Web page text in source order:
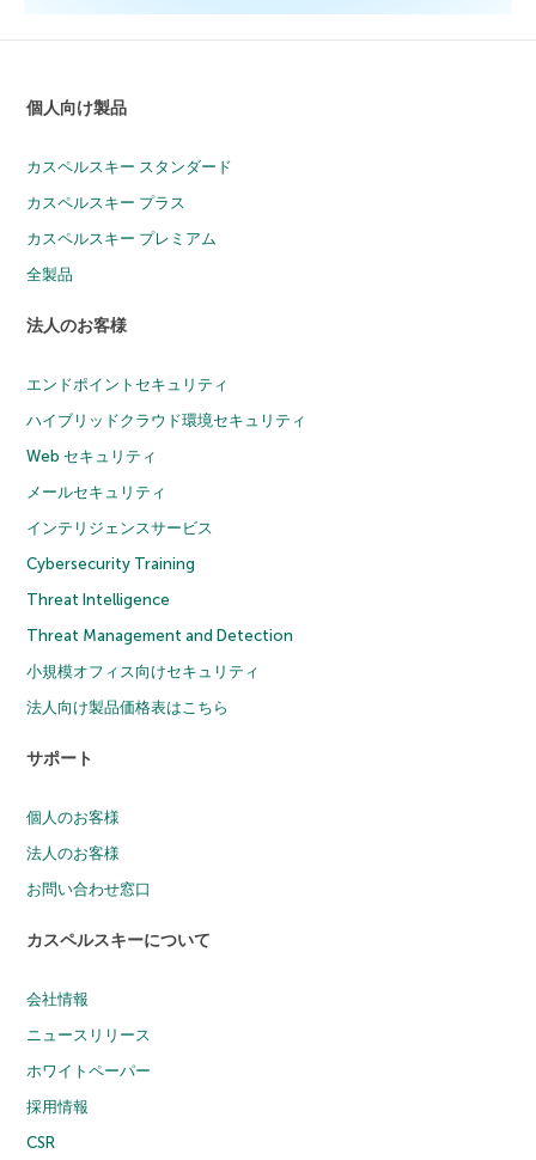
個人向け製品
カスペルスキー スタンダード
カスペルスキー プラス
カスペルスキー プレミアム
全製品
法人のお客様
エンドポイントセキュリティ
ハイブリッドクラウド環境セキュリティ
Web セキュリティ
メールセキュリティ
インテリジェンスサービス
Cybersecurity Training
Threat Intelligence
Threat Management and Detection
小規模オフィス向けセキュリティ
法人向け製品価格表はこちら
サポート
個人のお客様
法人のお客様
お問い合わせ窓口
カスペルスキーについて
会社情報
ニュースリリース
ホワイトペーパー
採用情報
CSR